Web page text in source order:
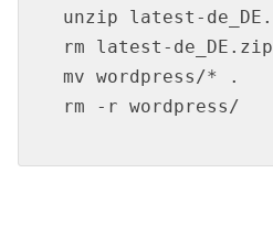
unzip latest-
rm latest-de_DE.zip
mv wordpress/* .
rm -r wordpress/